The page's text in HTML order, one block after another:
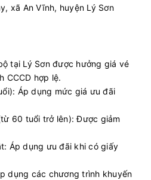
xã An Vĩnh, huyện Lý Sơn
tại Lý Sơn được hưởng giá vé
CCCD hợp lệ.
Áp dụng mức giá ưu đãi
60 tuổi trở lên): Được giảm
Áp dụng ưu đãi khi có giấy
dụng các chương trình khuyến